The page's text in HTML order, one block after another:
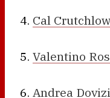
4. Cal Crutchlow
5. Valentino
6. Andrea